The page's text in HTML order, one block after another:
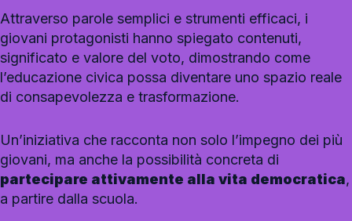
Attraverso parole semplici e strumenti efficaci, i
giovani protagonisti hanno spiegato contenuti,
significato e valore del voto, dimostrando come
l’educazione civica possa diventare uno spazio reale
di consapevolezza e trasformazione.
Un’iniziativa che racconta non solo l’impegno dei più
giovani, ma anche la possibilità concreta di
partecipare attivamente alla vita democratica,
a partire dalla scuola.